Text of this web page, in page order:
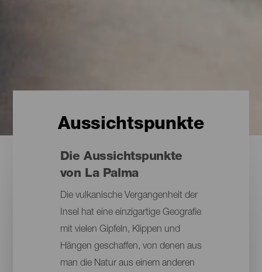
Aussichtspunkte
Die Aussichtspunkte
von La Palma
Die vulkanische Vergangenheit der
Insel hat eine einzigartige Geografie
mit vielen Gipfeln, Klippen und
Hängen geschaffen, von denen aus
man die Natur aus einem anderen